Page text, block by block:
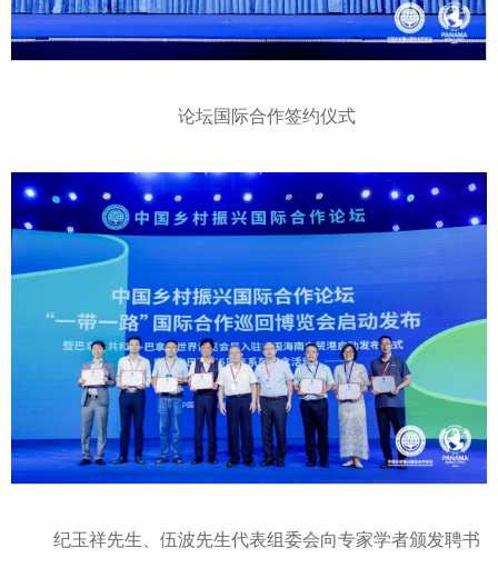
论坛国际合作签约仪式
纪玉祥先生、伍波先生代表组委会向专家学者颁发聘书